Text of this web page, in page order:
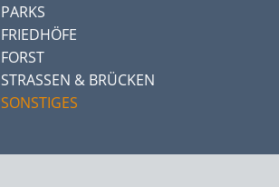
PARKS
FRIEDHÖFE
FORST
STRASSEN & BRÜCKEN
SONSTIGES